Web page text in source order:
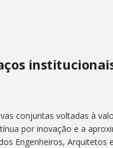
conjuntas voltadas à
por inovação e a
Engenheiros, Arquitetos